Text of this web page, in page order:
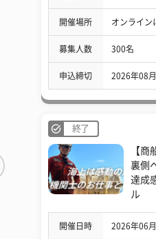
開催場所 オンライン
募集人数 300名
申込締切 2026年08
終了
【商
裏側
達成
ル
開催日時 2026年06